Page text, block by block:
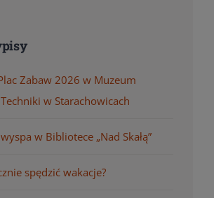
Zabaw 2026 w Muzeum
w Starachowicach
w Bibliotece „Nad Skałą”
spędzić wakacje?